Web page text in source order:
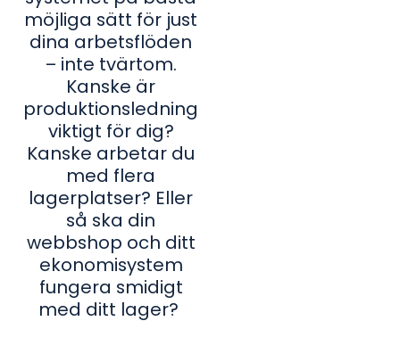
möjliga sätt för just
dina arbetsflöden
– inte tvärtom.
Kanske är
produktionsledning
viktigt för dig?
Kanske arbetar du
med flera
lagerplatser? Eller
så ska din
webbshop och ditt
ekonomisystem
fungera smidigt
med ditt lager?